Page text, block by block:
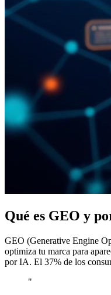
Qué es GEO y
GEO (Generative Engine
optimiza tu marca para
por IA. El 37% de los
"